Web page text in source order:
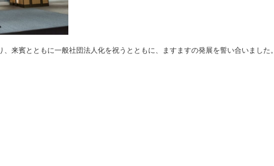
来賓とともに一般社団法人化を祝うとともに、ますますの発展を誓い合いました。